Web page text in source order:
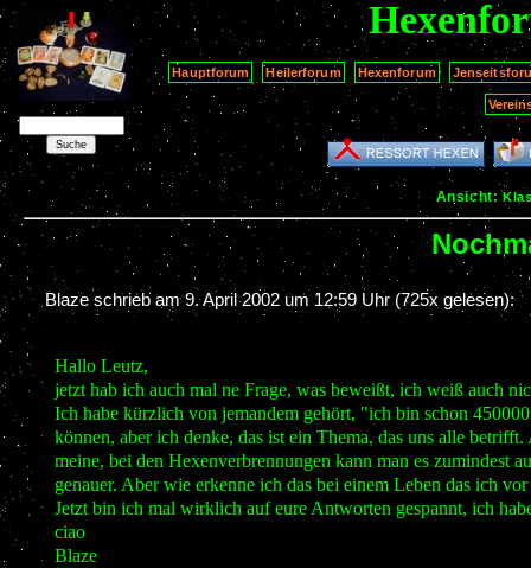
Hauptforum Heilerforum Hexenforum
Ansicht:
Blaze schrieb am9. April 2002 um 12:59 Uhr (725x gelesen):
Hallo Leutz,
jetzt hab ich auch mal ne Frage, was beweißt, ich weiß auch
Ich habe kürzlich von jemandem gehört, "ich bin schon
können, aber ich denke, das ist ein Thema, das uns alle
meine, bei den Hexenverbrennungen kann man es zumindest
genauer. Aber wie erkenne ich das bei einem Leben das ich
Jetzt bin ich mal wirklich auf eure Antworten gespannt, ich
ciao
Blaze